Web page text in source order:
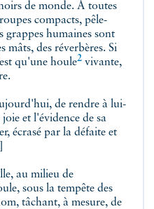
de monde. À toutes
compacts, pêle-
grappes humaines sont
mâts, des réverbères. Si
qu'une houle2 vivante,
de rendre à lui-
et l'évidence de sa
écrasé par la défaite et
au milieu de
sous la tempête des
tâchant, à mesure, de